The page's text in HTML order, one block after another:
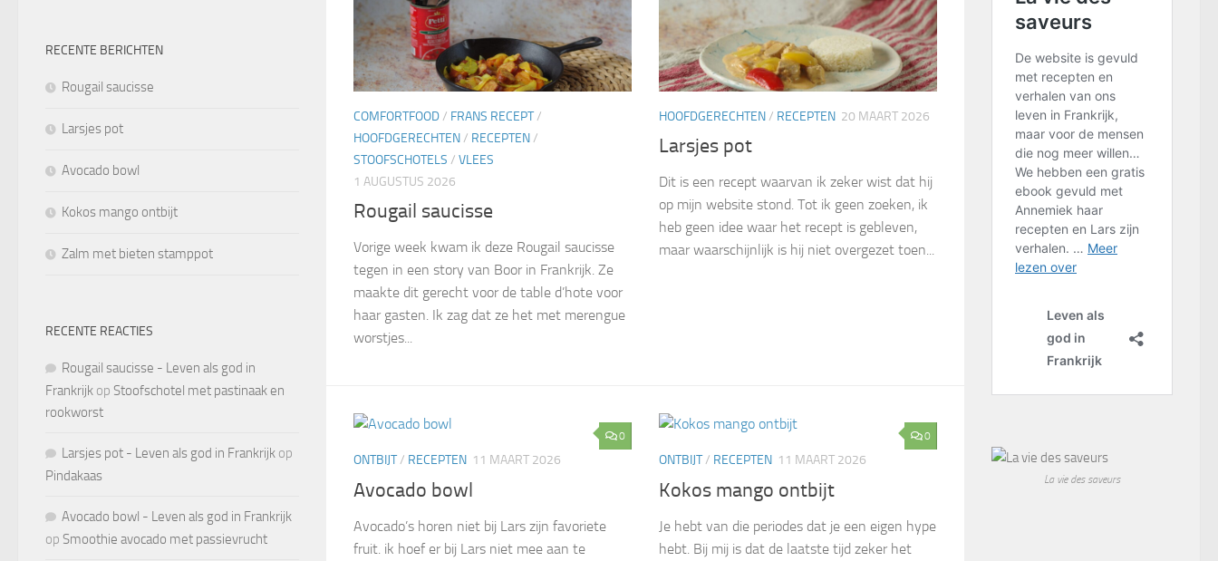
COMFORTFOOD/ FRANS RECEPT/
HOOFDGERECHTEN/ RECEPTEN/
STOOFSCHOTELS / VLEES
1 AUGUSTUS 2026
Rougail saucisse
Vorige week kwam ik deze Rougail saucisse
tegen in een story van Boor in Frankrijk. Ze
maakte dit gerecht voor de table d’hote voor
haar gasten. Ik zag dat ze het met merengue
worstjes...
HOOFDGERECHTEN/ RECEPTEN 20 MAART 2026
Larsjes pot
Dit is een recept waarvan ik zeker wist dat hij
op mijn website stond. Tot ik geen zoeken, ik
heb geen idee waar het recept is gebleven,
maar waarschijnlijk is hij niet overgezet toen...
0
ONTBIJT/ RECEPTEN 11 MAART 2026
Avocado bowl
Avocado’s horen niet bij Lars zijn favoriete
fruit. ik hoef er bij Lars niet mee aan te
0
ONTBIJT/ RECEPTEN 11 MAART 2026
Kokos mango ontbijt
Je hebt van die periodes dat je een eigen hype
hebt. Bij mij is dat de laatste tijd zeker het
RECENTE BERICHTEN
Rougail saucisse
Larsjes pot
Avocado bowl
Kokos mango ontbijt
Zalm met bieten stamppot
RECENTE REACTIES
Rougail saucisse - Leven als god in
Frankrijk op Stoofschotel met pastinaak en
rookworst
Larsjes pot - Leven als god in Frankrijk op
Pindakaas
Avocado bowl - Leven als god in Frankrijk
op Smoothie avocado met passievrucht
La vie des saveurs